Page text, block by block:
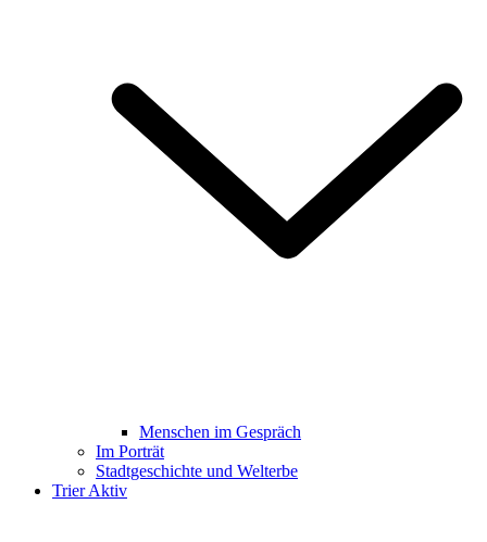
Menschen im Gespräch
Im Porträt
Stadtgeschichte und Welterbe
Trier Aktiv